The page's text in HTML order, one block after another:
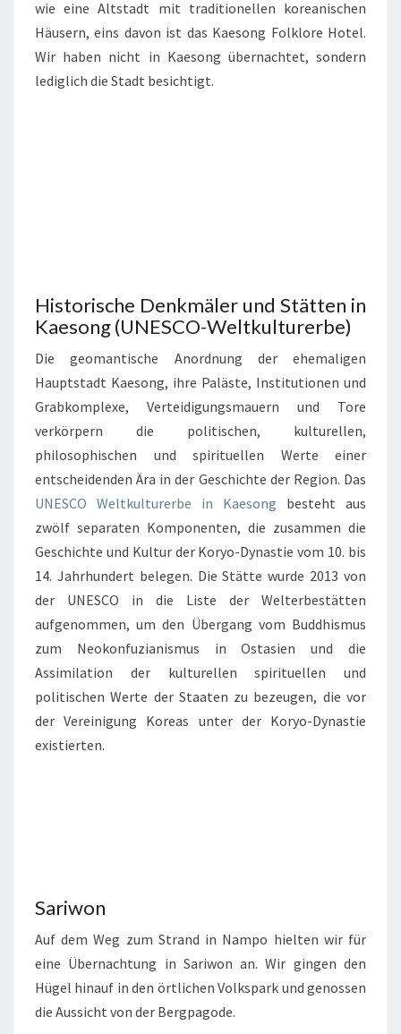
wie eine Altstadt mit traditionellen koreanischen
Häusern, eins davon ist das Kaesong Folklore Hotel.
Wir haben nicht in Kaesong übernachtet, sondern
lediglich die Stadt besichtigt.
Historische Denkmäler und Stätten in
Kaesong (UNESCO-Weltkulturerbe)
Die geomantische Anordnung der ehemaligen
Hauptstadt Kaesong, ihre Paläste, Institutionen und
Grabkomplexe, Verteidigungsmauern und Tore
verkörpern die politischen, kulturellen,
philosophischen und spirituellen Werte einer
entscheidenden Ära in der Geschichte der Region. Das
UNESCO Weltkulturerbe in Kaesong besteht aus
zwölf separaten Komponenten, die zusammen die
Geschichte und Kultur der Koryo-Dynastie vom 10. bis
14. Jahrhundert belegen. Die Stätte wurde 2013 von
der UNESCO in die Liste der Welterbestätten
aufgenommen, um den Übergang vom Buddhismus
zum Neokonfuzianismus in Ostasien und die
Assimilation der kulturellen spirituellen und
politischen Werte der Staaten zu bezeugen, die vor
der Vereinigung Koreas unter der Koryo-Dynastie
existierten.
Sariwon
Auf dem Weg zum Strand in Nampo hielten wir für
eine Übernachtung in Sariwon an. Wir gingen den
Hügel hinauf in den örtlichen Volkspark und genossen
die Aussicht von der Bergpagode.